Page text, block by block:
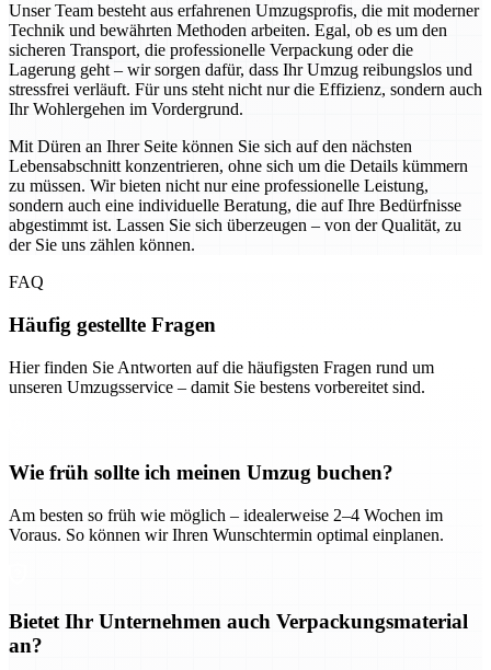
Unser Team besteht aus erfahrenen Umzugsprofis, die mit moderner
Technik und bewährten Methoden arbeiten. Egal, ob es um den
sicheren Transport, die professionelle Verpackung oder die
Lagerung geht – wir sorgen dafür, dass Ihr Umzug reibungslos und
stressfrei verläuft. Für uns steht nicht nur die Effizienz, sondern auch
Ihr Wohlergehen im Vordergrund.
Mit Düren an Ihrer Seite können Sie sich auf den nächsten
Lebensabschnitt konzentrieren, ohne sich um die Details kümmern
zu müssen. Wir bieten nicht nur eine professionelle Leistung,
sondern auch eine individuelle Beratung, die auf Ihre Bedürfnisse
abgestimmt ist. Lassen Sie sich überzeugen – von der Qualität, zu
der Sie uns zählen können.
FAQ
Häufig gestellte Fragen
Hier finden Sie Antworten auf die häufigsten Fragen rund um
unseren Umzugsservice – damit Sie bestens vorbereitet sind.
Wie früh sollte ich meinen Umzug buchen?
Am besten so früh wie möglich – idealerweise 2–4 Wochen im
Voraus. So können wir Ihren Wunschtermin optimal einplanen.
Bietet Ihr Unternehmen auch Verpackungsmaterial
an?